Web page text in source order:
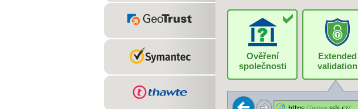
Ověření
společnosti
Extended
validation